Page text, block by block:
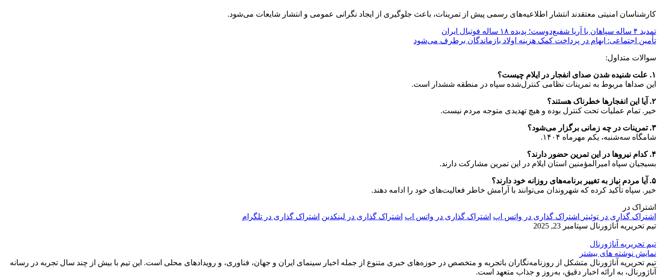
کارشناسان امنیتی معتقدند انتشار اطلاعیه‌های رسمی پیش از تمرینات، باعث جلوگیری از ایجاد نگرانی عمومی و انتشار شایعات می‌شود.
تمدید ۴ ساله سپاهان با آریا شفیع‌دوست؛ پدیده ۱۸ ساله فوتبال ایران
تأمین اجتماعی: ابهام در پرداخت کمک هزینه اولاد بازماندگان برطرف می‌شود
سوالات متداول:
۱. علت شنیده شدن صدای انفجار در ایلام چیست؟
این صداها مربوط به تمرینات نظامی کنترل‌شده سپاه در منطقه ششدار است.
۲. آیا این انفجارها خطرناک هستند؟
خیر. تمام عملیات تحت کنترل بوده و هیچ تهدیدی متوجه مردم نیست.
۳. تمرینات در چه زمانی برگزار می‌شود؟
شامگاه سه‌شنبه، یکم مهرماه ۱۴۰۴.
۴. کدام نیروها در این تمرین حضور دارند؟
بسیجیان سپاه امیرالمؤمنین استان ایلام در این تمرین مشارکت دارند.
۵. آیا مردم نیاز به تغییر برنامه‌های روزانه خود دارند؟
خیر. سپاه تأکید کرده که شهروندان می‌توانند با آرامش خاطر فعالیت‌های خود را ادامه دهند.
اشتراک در
اشتراک گذاری در توئیتر
اشتراک گذاری در واتس اپ اشتراک گذاری در واتس اپ اشتراک گذاری در لینکدین اشتراک گذاری در تلگرام
تیم تحریریه آناژورنال سپتامبر 23, 2025
تیم تحریریه آناژورنال
نمایش نوشته های بیشتر
تیم تحریریه آناژورنال متشکل از روزنامه‌نگاران باتجربه و متخصص در حوزه‌های خبری متنوع از جمله اخبار سینمای ایران و جهان، فناوری، و رویدادهای محلی است. این تیم با بیش از چند سال تجربه در رسانه‌
آناژورنال، به ارائه اخبار دقیق، به‌روز و جذاب متعهد است.